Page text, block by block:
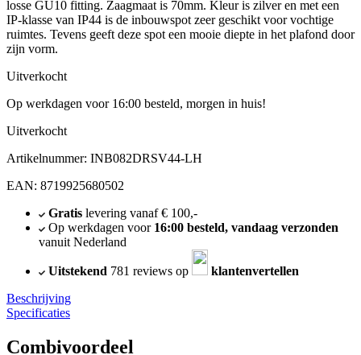
losse GU10 fitting. Zaagmaat is 70mm. Kleur is zilver en met een
IP-klasse van IP44 is de inbouwspot zeer geschikt voor vochtige
ruimtes. Tevens geeft deze spot een mooie diepte in het plafond door
zijn vorm.
Uitverkocht
Op werkdagen voor 16:00 besteld, morgen in huis!
Uitverkocht
Artikelnummer: INB082DRSV44-LH
EAN: 8719925680502
Gratislevering vanaf € 100,-
Op werkdagen voor 16:00 besteld, vandaag verzonden
vanuit Nederland
Uitstekend 781 reviews op
klantenvertellen
Beschrijving
Specificaties
Combivoordeel